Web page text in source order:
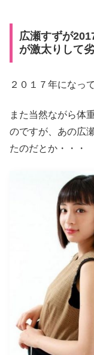
広瀬すずが
が激太りして
２０１７年になっ
また当然ながら体
のですが、あの広
たのだとか・・・